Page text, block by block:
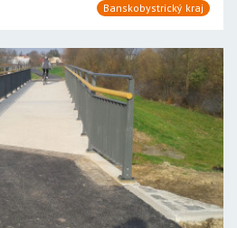
Banskobystrický kraj